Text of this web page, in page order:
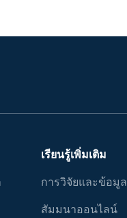
เรียนรู้เพิ่มเติม
การวิจัยและข้อมู
สัมมนาออนไลน์